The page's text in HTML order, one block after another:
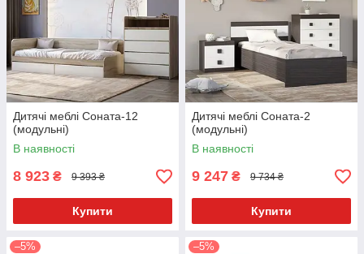
Дитячі меблі Соната-12
(модульні)
В наявності
8 923 ₴ 9 393 ₴
Купити
Дитячі меблі Соната-2
(модульні)
В наявності
9 247 ₴ 9 734 ₴
Купити
–5% –5%